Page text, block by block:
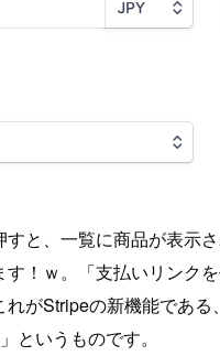
すと、一覧に商品が表示
す！ｗ。「支払いリンク
れがStripeの新機能である
というものです。